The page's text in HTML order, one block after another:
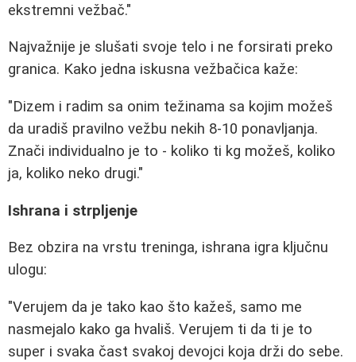
ekstremni vežbač."
Najvažnije je slušati svoje telo i ne forsirati preko
granica. Kako jedna iskusna vežbačica kaže:
"Dizem i radim sa onim težinama sa kojim možeš
da uradiš pravilno vežbu nekih 8-10 ponavljanja.
Znači individualno je to - koliko ti kg možeš, koliko
ja, koliko neko drugi."
Ishrana i strpljenje
Bez obzira na vrstu treninga, ishrana igra ključnu
ulogu:
"Verujem da je tako kao što kažeš, samo me
nasmejalo kako ga hvališ. Verujem ti da ti je to
super i svaka čast svakoj devojci koja drži do sebe.